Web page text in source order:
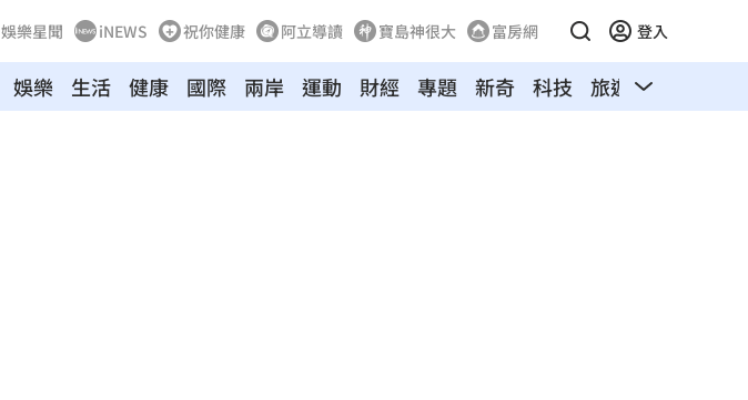
娛樂星聞 iNEWS 祝你健康 阿立導讀 寶島神很大 富房網 登入
娛樂 生活 健康 國際 兩岸 運動 財經 專題 新奇 科技 旅遊 汽車